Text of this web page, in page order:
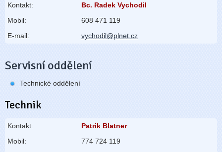
Kontakt:
Bc. Radek Vychodil
Mobil:
608 471 119
E-mail:
vychodil@plnet.cz
Servisní oddělení
Technické oddělení
Technik
Kontakt:
Patrik Blatner
Mobil:
774 724 119